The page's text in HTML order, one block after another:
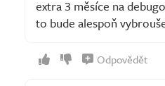
extra 3 měsíce na
to bude alespoň
Odpovědět